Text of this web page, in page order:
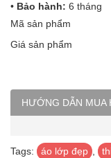
• Bảo hành: 6 tháng
Mã sản phẩm
Giá sản phẩm
HƯỚNG DẪN MUA
Tags: áo lớp đẹp